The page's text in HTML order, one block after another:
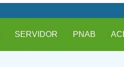
SERVIDOR PNAB